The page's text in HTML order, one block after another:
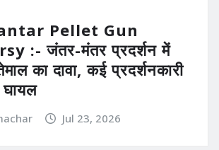
Pellet Gun
:- जंतर-मंतर प्रदर्शन में
का दावा, कई प्रदर्शनकारी
Jul 23, 2026